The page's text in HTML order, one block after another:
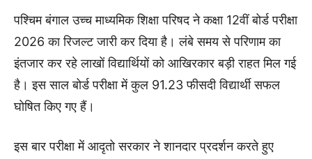
पश्चिम बंगाल उच्च माध्यमिक शिक्षा परिषद ने कक्षा 12वीं बोर्ड परीक्षा
2026 का रिजल्ट जारी कर दिया है। लंबे समय से परिणाम का
इंतजार कर रहे लाखों विद्यार्थियों को आखिरकार बड़ी राहत मिल गई
है। इस साल बोर्ड परीक्षा में कुल 91.23 फीसदी विद्यार्थी सफल
घोषित किए गए हैं।
इस बार परीक्षा में आदृतो सरकार ने शानदार प्रदर्शन करते हुए